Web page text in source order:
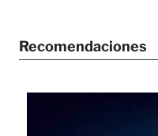
Recomendaciones